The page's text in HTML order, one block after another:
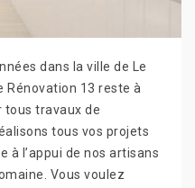
dans la ville de Le
Rénovation 13 reste à
travaux de
tous vos projets
à l’appui de nos artisans
Vous voulez